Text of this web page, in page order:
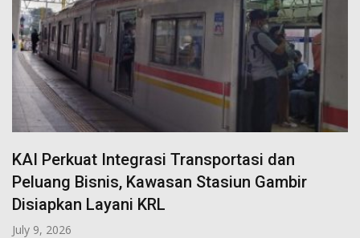
KAI Perkuat Integrasi Transportasi dan
Peluang Bisnis, Kawasan Stasiun Gambir
Disiapkan Layani KRL
July 9, 2026